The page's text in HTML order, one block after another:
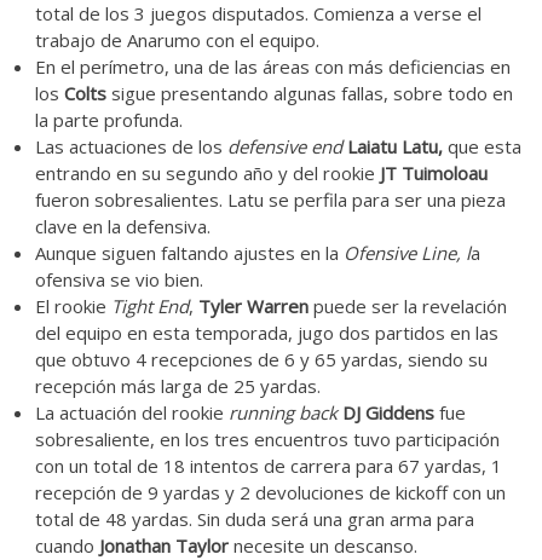
total de los 3 juegos disputados. Comienza a verse el
trabajo de Anarumo con el equipo.
En el perímetro, una de las áreas con más deficiencias en
losColts sigue presentando algunas fallas, sobre todo en
la parte profunda.
Las actuaciones de los defensive end Laiatu Latu, que esta
entrando en su segundo año y del rookie JT Tuimoloau
fueron sobresalientes. Latu se perfila para ser una pieza
clave en la defensiva.
Aunque siguen faltando ajustes en la Ofensive Line, la
ofensiva se vio bien.
El rookie Tight End, Tyler Warren puede ser la revelación
del equipo en esta temporada, jugo dos partidos en las
que obtuvo 4 recepciones de 6 y 65 yardas, siendo su
recepción más larga de 25 yardas.
La actuación del rookie running back DJ Giddens fue
sobresaliente, en los tres encuentros tuvo participación
con un total de 18 intentos de carrera para 67 yardas, 1
recepción de 9 yardas y 2 devoluciones de kickoff con un
total de 48 yardas. Sin duda será una gran arma para
cuando Jonathan Taylor necesite un descanso.